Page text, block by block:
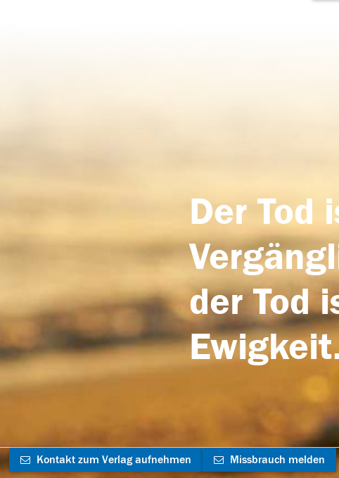
Der Tod
der Tod
Kontakt zum Verlag aufnehmen Missbrauch melden